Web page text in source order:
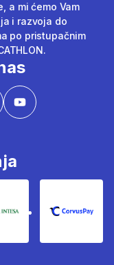
a mi ćemo Vam
i razvoja do
po pristupačnim
Intesa